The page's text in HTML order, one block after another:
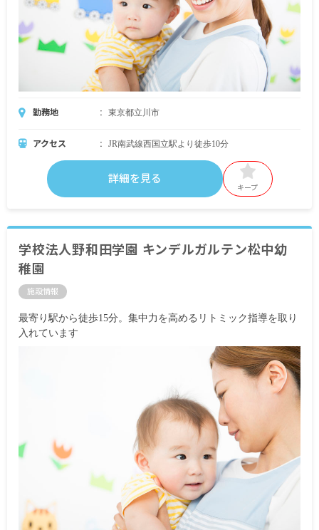
勤務地 東京都立川市
アクセス JR南武線西国立駅より徒歩10分
詳細を見る
キープ
学校法人野和田学園 キンデルガルテン松中幼
稚園
施設情報
最寄り駅から徒歩15分。集中力を高めるリトミック指導を取り
入れています